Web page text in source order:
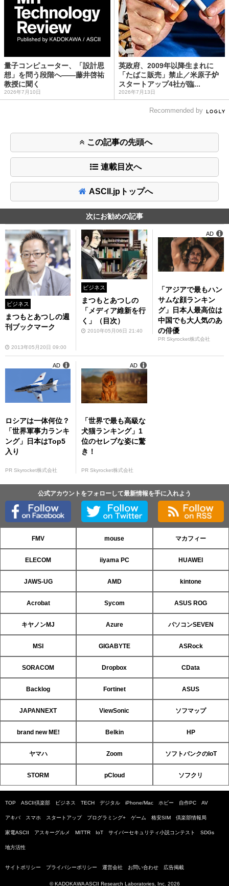
量子コンピューター、「設計思
想」を問う段階へ——藤井啓祐
教授に聞く
2026年7月10日
英政府、2009年以降生まれに
「たばこ販売」禁止／米原子炉
スタートアップ4社が臨...
2026年7月13日
Recommended by
この記事の先頭へ
連載目次へ
ASCII.jpトップへ
次にお勧めの記事
ビジネス
まつもとあつしの週
刊ブックマーク
2013年05月20日 09:00
ビジネス
まつもとあつしの
「メディア維新を行
く」（目次）
2010年05月06日 21:40
「アジアで最もハン
サムな顔ランキン
グ」日本人最高位は
中国でも大人気のあ
の俳優
PR Skyrocket株式会社
AD
ロシアは一体何位？
「世界軍事力ランキ
ング」日本はTop5
入り
PR Skyrocket株式会社
AD
「世界で最も高級な
犬猫ランキング」1
位のセレブな姿に驚
き！
PR Skyrocket株式会社
AD
公式アカウントをフォローして最新情報を手に入れよう
FMV mouse マカフィー
ELECOM iiyama PC HUAWEI
JAWS-UG AMD kintone
Acrobat Sycom ASUS ROG
キヤノンMJ Azure パソコンSEVEN
MSI GIGABYTE ASRock
SORACOM Dropbox CData
Backlog Fortinet ASUS
JAPANNEXT ViewSonic ソフマップ
brand new ME! Belkin HP
ヤマハ Zoom ソフトバンクのIoT
STORM pCloud ソフクリ
TOP ASCII倶楽部 ビジネス TECH デジタル iPhone/Mac ホビー 自作PC AV
アキバ スマホ スタートアップ プログラミング+ ゲーム 格安SIM 倶楽部情報局
家電ASCII アスキーグルメ MITTR IoT サイバーセキュリティ小説コンテスト SDGs
地方活性
サイトポリシー プライバシーポリシー 運営会社 お問い合わせ 広告掲載
© KADOKAWA ASCII Research Laboratories, Inc. 2026